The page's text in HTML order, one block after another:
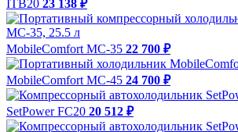
ITB20 23 138 ₽
MobileComfort MC-35 22 700 ₽
MobileComfort MC-45 24 700 ₽
SetPower FC20 20 512 ₽